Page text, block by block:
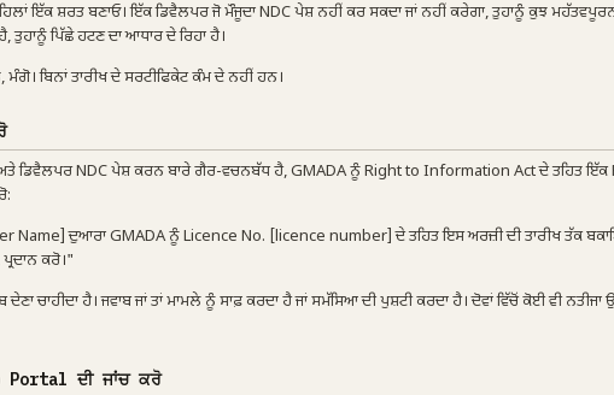
ਇੱਕ ਸ਼ਰਤ ਬਣਾਓ। ਇੱਕ ਡਿਵੈਲਪਰ ਜੋ ਮੌਜੂਦਾ NDC ਪੇਸ਼ ਨਹੀਂ ਕਰ ਸਕਦਾ ਜਾਂ ਨਹੀਂ ਕਰੇਗਾ, ਤੁਹਾਨੂੰ ਕੁਝ
ਤੁਹਾਨੂੰ ਪਿੱਛੇ ਹਟਣ ਦਾ ਆਧਾਰ ਦੇ ਰਿਹਾ ਹੈ।
ਮੰਗੋ। ਬਿਨਾਂ ਤਾਰੀਖ ਦੇ ਸਰਟੀਫਿਕੇਟ ਕੰਮ ਦੇ ਨਹੀਂ ਹਨ।
ਡਿਵੈਲਪਰ NDC ਪੇਸ਼ ਕਰਨ ਬਾਰੇ ਗੈਰ-ਵਚਨਬੱਧ ਹੈ, GMADA ਨੂੰ Right to Information Act ਦੇ ਤਹਿਤ ਇੱਕ
Name] ਦੁਆਰਾ GMADA ਨੂੰ Licence No. [licence number] ਦੇ ਤਹਿਤ ਇਸ ਅਰਜ਼ੀ ਦੀ ਤਾਰੀਖ ਤੱਕ
ਕਰੋ।"
ਚਾਹੀਦਾ ਹੈ। ਜਵਾਬ ਜਾਂ ਤਾਂ ਮਾਮਲੇ ਨੂੰ ਸਾਫ਼ ਕਰਦਾ ਹੈ ਜਾਂ ਸਮੱਸਿਆ ਦੀ ਪੁਸ਼ਟੀ ਕਰਦਾ ਹੈ। ਦੋਵਾਂ ਵਿੱਚੋਂ ਕੋਈ ਵੀ ਨਤੀਜਾ
Portal ਦੀ ਜਾਂਚ ਕਰੋ